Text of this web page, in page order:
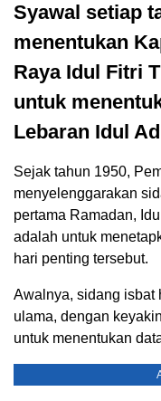
Syawal setiap
menentukan
Raya Idul Fitri
untuk
Lebaran Idul
Sejak tahun 1950,
menyelenggarakan
pertama Ramadan,
adalah untuk
hari penting tersebut.
Awalnya, sidang isbat
ulama, dengan
untuk menentukan